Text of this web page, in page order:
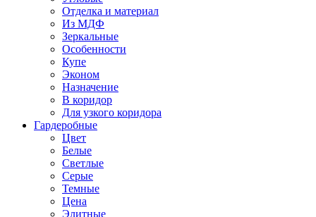
Отделка и материал
Из МДФ
Зеркальные
Особенности
Купе
Эконом
Назначение
В коридор
Для узкого коридора
Гардеробные
Цвет
Белые
Светлые
Серые
Темные
Цена
Элитные